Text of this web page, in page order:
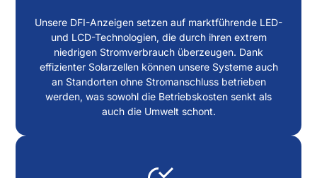
Unsere DFI-Anzeigen setzen auf marktführende LED-
und LCD-Technologien, die durch ihren extrem
niedrigen Stromverbrauch überzeugen. Dank
effizienter Solarzellen können unsere Systeme auch
an Standorten ohne Stromanschluss betrieben
werden, was sowohl die Betriebskosten senkt als
auch die Umwelt schont.